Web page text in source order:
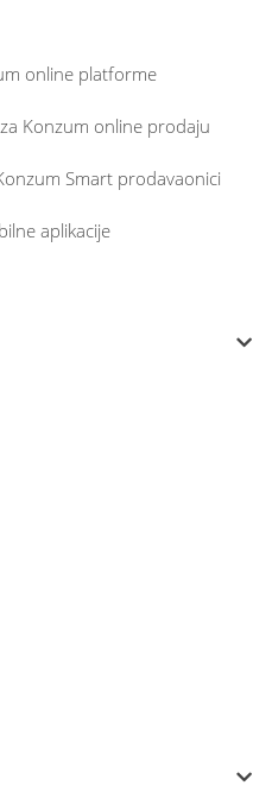
online platforme
Konzum online prodaju
Smart prodavaonici
aplikacije